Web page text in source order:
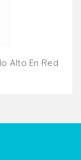
Alto En Red